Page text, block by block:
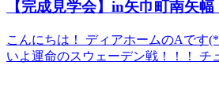
【完成見学会】in矢巾町南矢
こんにちは！ ディアホームのAです
いよ運命のスウェーデン戦！！！